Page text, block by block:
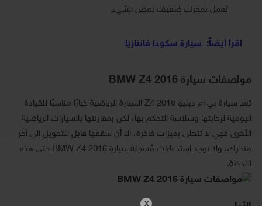
تعمل بمحرك ضعيف بعض الشيء.
اقرأ أيضاً: سيارة سكودا فانتازيا
مواصفات سيارة BMW Z4 2016
تعد سيارة بي ام دبليو Z4 2016 السيارة الرياضية خيارًا مناسبًا للقيادة
اليومية لرحابتها وسلاسة التحكم بها، لكن بمقارنتها بالسيارات الرياضية
الأخرى فهي لا تتحلى بميزات فاخرة، إلا أن سقفها قابل للتحويل إلى آخر
متحرك، ولا توجد استدعاءات مُسجلة سيارة BMW Z4 2016 حتى هذه
اللحظة.